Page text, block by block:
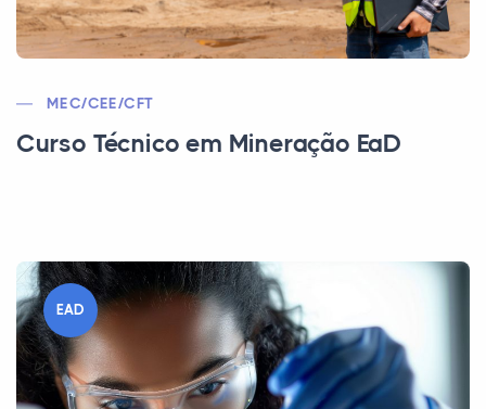
MEC/CEE/CFT
Curso Técnico em Mineração EaD
EAD